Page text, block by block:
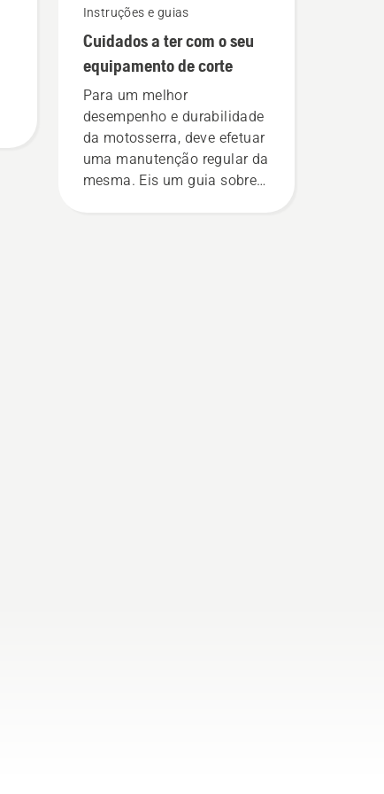
Instruções e guias
Cuidados a ter com o seu
equipamento de corte
Para um melhor
desempenho e durabilidade
da motosserra, deve efetuar
uma manutenção regular da
mesma. Eis um guia sobre